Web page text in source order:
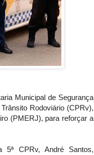
Municipal de Segurança
Rodoviário (CPRv),
(PMERJ), para reforçar a
CPRv, André Santos,